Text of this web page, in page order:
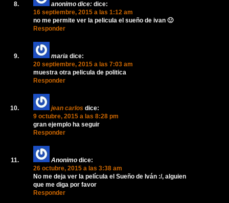
anonimo dice: dice:
16 septiembre, 2015 a las 1:12 am
no me permite ver la pelicula el sueño de ivan 🙂
Responder
maria dice:
20 septiembre, 2015 a las 7:03 am
muestra otra pelicula de politica
Responder
jean carlos dice:
9 octubre, 2015 a las 8:28 pm
gran ejemplo ha seguir
Responder
Anonimo dice:
26 octubre, 2015 a las 3:38 am
No me deja ver la película el Sueño de Iván :/, alguien
que me diga por favor
Responder